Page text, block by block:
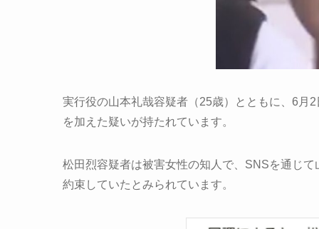
実行役の山本礼哉容疑者（25歳）とともに、6月
を加えた疑いが持たれています。
松田烈容疑者は被害女性の知人で、SNSを通じ
約束していたとみられています。